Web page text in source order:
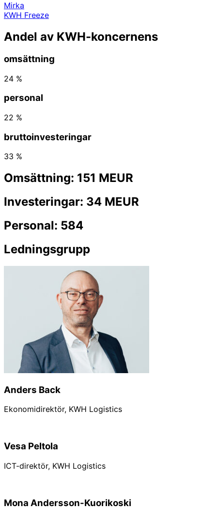
Mirka
KWH Freeze
Andel av KWH-koncernens
omsättning
24 %
personal
22 %
bruttoinvesteringar
33 %
Omsättning: 151 MEUR
Investeringar: 34 MEUR
Personal: 584
Ledningsgrupp
Anders Back
Ekonomidirektör, KWH Logistics
Vesa Peltola
ICT-direktör, KWH Logistics
Mona Andersson-Kuorikoski